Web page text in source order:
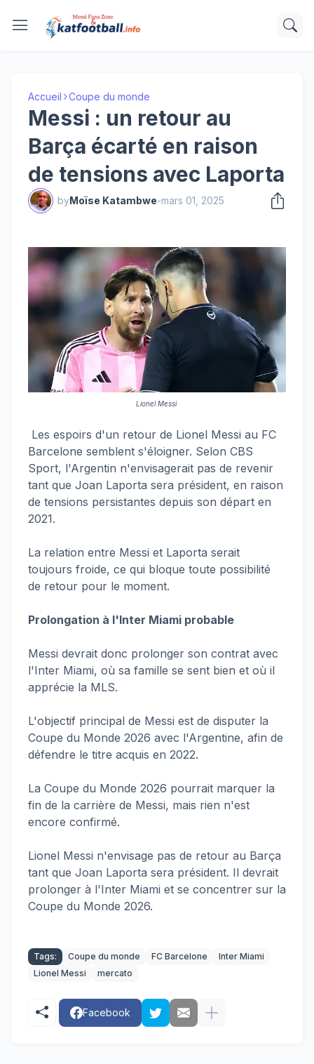
Accueil Coupe du monde
Messi : un retour au
Barça écarté en raison
de tensions avec Laporta
byMoïse Katambwe-mars 01, 2025
Lionel Messi
Les espoirs d'un retour de Lionel Messi au FC
Barcelone semblent s'éloigner. Selon CBS
Sport, l'Argentin n'envisagerait pas de revenir
tant que Joan Laporta sera président, en raison
de tensions persistantes depuis son départ en
2021.
La relation entre Messi et Laporta serait
toujours froide, ce qui bloque toute possibilité
de retour pour le moment.
Prolongation à l'Inter Miami probable
Messi devrait donc prolonger son contrat avec
l'Inter Miami, où sa famille se sent bien et où il
apprécie la MLS.
L'objectif principal de Messi est de disputer la
Coupe du Monde 2026 avec l'Argentine, afin de
défendre le titre acquis en 2022.
La Coupe du Monde 2026 pourrait marquer la
fin de la carrière de Messi, mais rien n'est
encore confirmé.
Lionel Messi n'envisage pas de retour au Barça
tant que Joan Laporta sera président. Il devrait
prolonger à l'Inter Miami et se concentrer sur la
Coupe du Monde 2026.
Tags: Coupe du monde FC Barcelone
Inter Miami
Lionel Messi
mercato
Facebook